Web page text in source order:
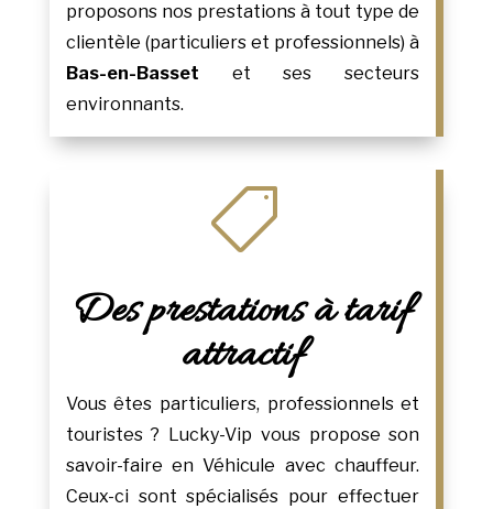
proposons nos prestations à tout type de
clientèle (particuliers et professionnels) à
Bas-en-Basset et ses secteurs
environnants.

Des prestations à tarif
attractif
Vous êtes particuliers, professionnels et
touristes ? Lucky-Vip vous propose son
savoir-faire en Véhicule avec chauffeur.
Ceux-ci sont spécialisés pour effectuer